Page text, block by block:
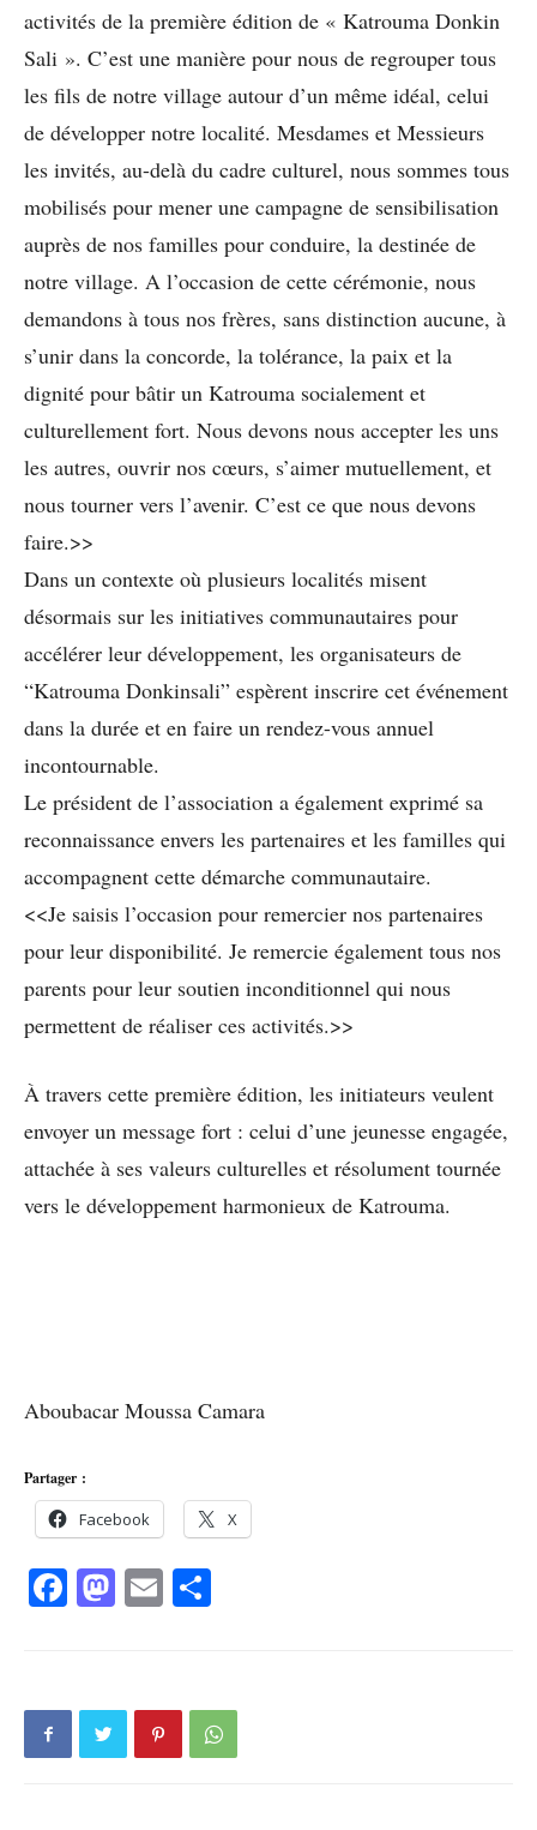
activités de la première édition de « Katrouma Donkin
Sali ». C’est une manière pour nous de regrouper tous
les fils de notre village autour d’un même idéal, celui
de développer notre localité. Mesdames et Messieurs
les invités, au-delà du cadre culturel, nous sommes tous
mobilisés pour mener une campagne de sensibilisation
auprès de nos familles pour conduire, la destinée de
notre village. A l’occasion de cette cérémonie, nous
demandons à tous nos frères, sans distinction aucune, à
s’unir dans la concorde, la tolérance, la paix et la
dignité pour bâtir un Katrouma socialement et
culturellement fort. Nous devons nous accepter les uns
les autres, ouvrir nos cœurs, s’aimer mutuellement, et
nous tourner vers l’avenir. C’est ce que nous devons
faire.>>
Dans un contexte où plusieurs localités misent
désormais sur les initiatives communautaires pour
accélérer leur développement, les organisateurs de
“Katrouma Donkinsali” espèrent inscrire cet événement
dans la durée et en faire un rendez-vous annuel
incontournable.
Le président de l’association a également exprimé sa
reconnaissance envers les partenaires et les familles qui
accompagnent cette démarche communautaire.
<<Je saisis l’occasion pour remercier nos partenaires
pour leur disponibilité. Je remercie également tous nos
parents pour leur soutien inconditionnel qui nous
permettent de réaliser ces activités.>>
À travers cette première édition, les initiateurs veulent
envoyer un message fort : celui d’une jeunesse engagée,
attachée à ses valeurs culturelles et résolument tournée
vers le développement harmonieux de Katrouma.
Aboubacar Moussa Camara
Partager :
Facebook X
Facebook
Mastodon
Email